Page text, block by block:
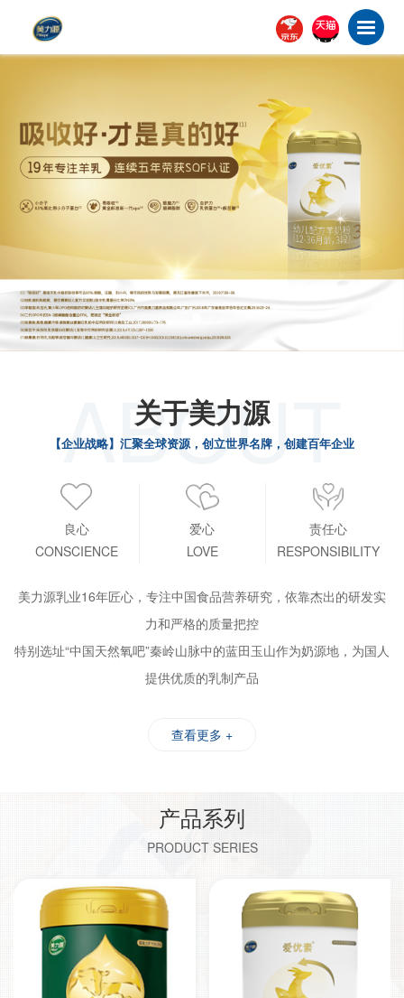
ABOUT
关于美力源
【企业战略】汇聚全球资源，创立世界名牌，创建百年企业
良心
CONSCIENCE
爱心
LOVE
责任心
RESPONSIBILITY
美力源乳业16年匠心，专注中国食品营养研究，依靠杰出的研发实
力和严格的质量把控
特别选址“中国天然氧吧”秦岭山脉中的蓝田玉山作为奶源地，为国人
提供优质的乳制产品
查看更多 +
产品系列
PRODUCT SERIES